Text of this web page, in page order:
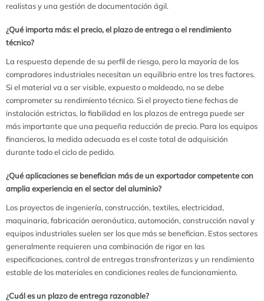
realistas y una gestión de documentación ágil.
¿Qué importa más: el precio, el plazo de entrega o el rendimiento
técnico?
La respuesta depende de su perfil de riesgo, pero la mayoría de los
compradores industriales necesitan un equilibrio entre los tres factores.
Si el material va a ser visible, expuesto o moldeado, no se debe
comprometer su rendimiento técnico. Si el proyecto tiene fechas de
instalación estrictas, la fiabilidad en los plazos de entrega puede ser
más importante que una pequeña reducción de precio. Para los equipos
financieros, la medida adecuada es el coste total de adquisición
durante todo el ciclo de pedido.
¿Qué aplicaciones se benefician más de un exportador competente con
amplia experiencia en el sector del aluminio?
Los proyectos de ingeniería, construcción, textiles, electricidad,
maquinaria, fabricación aeronáutica, automoción, construcción naval y
equipos industriales suelen ser los que más se benefician. Estos sectores
generalmente requieren una combinación de rigor en las
especificaciones, control de entregas transfronterizas y un rendimiento
estable de los materiales en condiciones reales de funcionamiento.
¿Cuál es un plazo de entrega razonable?